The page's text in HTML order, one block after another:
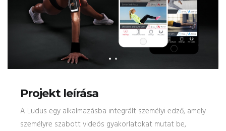
Projekt leírása
A Ludus egy alkalmazásba integrált személyi edző, amely
személyre szabott videós gyakorlatokat mutat be,